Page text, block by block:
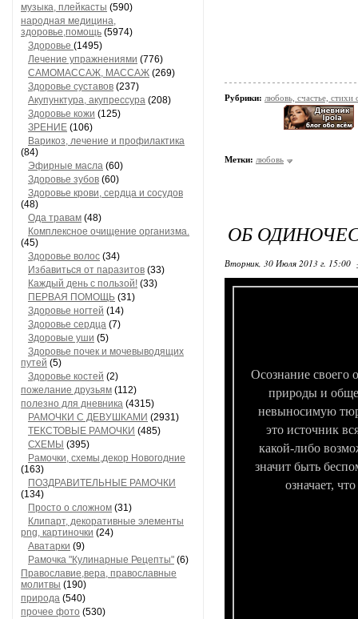
музыка, плейкасты (590)
народная медицина,
здоровье,помощь (5974)
Здоровье (1495)
Лечение упражнениями (776)
САМОМАССАЖ, МАССАЖ (269)
Здоровье суставов (237)
Акупунктура, акупрессура (208)
Здоровье кожи (125)
ЗРЕНИЕ (106)
Варикоз, лечение и профилактика
(84)
Эфирные масла (60)
Здоровье зубов (60)
Здоровье крови, сердца и сосудов
(48)
Ода травам (48)
Комплексное очищение организма.
(45)
Здоровье волос (34)
Избавиться от паразитов (33)
Каждый день с пользой! (33)
ПЕРВАЯ ПОМОЩЬ (31)
Здоровье ногтей (14)
Здоровье сердца (7)
Здоровые уши (5)
Здоровье почек и мочевыводящих
путей (5)
Здоровье костей (2)
пожелание друзьям (112)
полезно для дневника (4315)
РАМОЧКИ С ДЕВУШКАМИ (2931)
ТЕКСТОВЫЕ РАМОЧКИ (485)
СХЕМЫ (395)
Рамочки, схемы,декор Новогодние
(163)
ПОЗДРАВИТЕЛЬНЫЕ РАМОЧКИ
(134)
Просто о сложном (31)
Клипарт, декоративные элементы
png, картиночки (24)
Аватарки (9)
Рамочка "Кулинарные Рецепты" (6)
Православие,вера, православные
молитвы (190)
природа (540)
прочее фото (530)
Рубрики: любовь, счастье, стихи
Метки: любовь
ОБ
Вторник, 30 Июля 2013 г. 15:00
Осознание своего
природы и
невыносимую
это источник
какой-либо
значит быть
означает,